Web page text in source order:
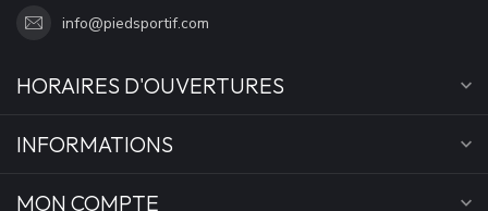
info@piedsportif.com
HORAIRES D'OUVERTURES
INFORMATIONS
MON COMPTE